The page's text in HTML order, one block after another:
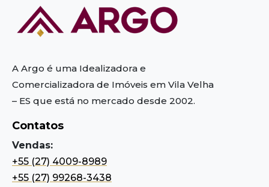
A Argo é uma Idealizadora e
Comercializadora de Imóveis em Vila Velha
– ES que está no mercado desde 2002.
Contatos
Vendas:
+55 (27) 4009-8989
+55 (27) 99268-3438